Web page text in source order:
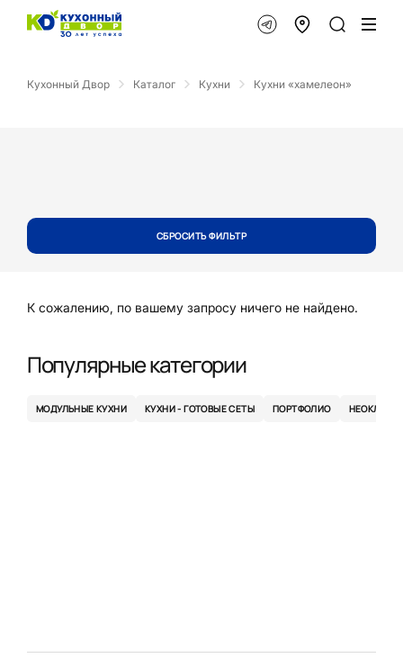
Кухонный Двор Каталог Кухни Кухни «хамелеон»
СБРОСИТЬ ФИЛЬТР
К сожалению, по вашему запросу ничего не найдено.
Популярные категории
МОДУЛЬНЫЕ КУХНИ КУХНИ - ГОТОВЫЕ СЕТЫ ПОРТФОЛИО